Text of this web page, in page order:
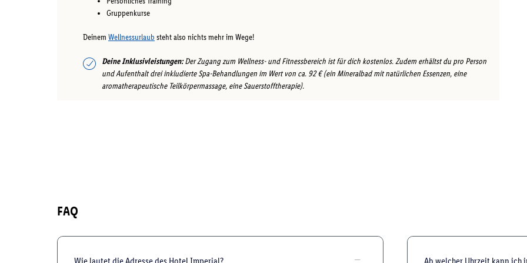
Gruppenkurse
Deinem Wellnessurlaub steht also nichts mehr im Wege!
Deine Inklusivleistungen:Der Zugang zum Wellness- und Fitnessbereich ist für dich kostenlos. Zudem erhältst du pro Person
und Aufenthalt drei inkludierte Spa-Behandlungen im Wert von ca. 92 € (ein Mineralbad mit natürlichen Essenzen, eine
aromatherapeutische Teilkörpermassage, eine Sauerstofftherapie).
FAQ